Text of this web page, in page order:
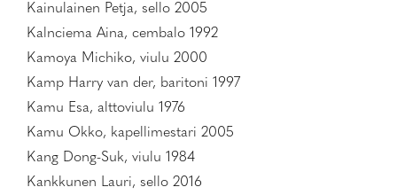
Kainulainen Petja, sello 2005
Kalnciema Aina, cembalo 1992
Kamoya Michiko, viulu 2000
Kamp Harry van der, baritoni 1997
Kamu Esa, alttoviulu 1976
Kamu Okko, kapellimestari 2005
Kang Dong-Suk, viulu 1984
Kankkunen Lauri, sello 2016